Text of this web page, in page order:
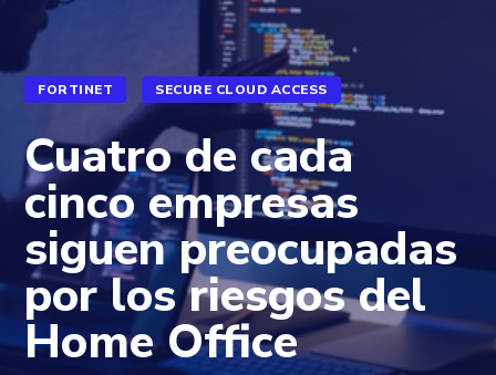
FORTINET SECURE CLOUD ACCESS
Cuatro de cada
cinco empresas
siguen preocupadas
por los riesgos del
Home Office